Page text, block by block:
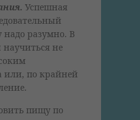
Успешная
надо разумно. В
не
или, по крайней
пищу по